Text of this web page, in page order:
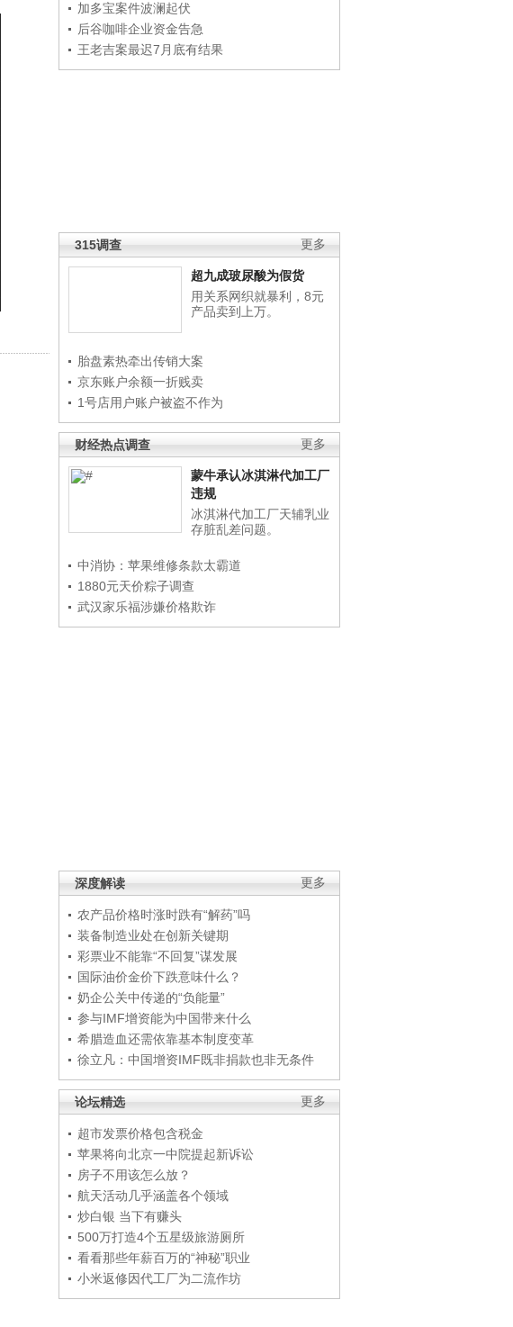
加多宝案件波澜起伏
后谷咖啡企业资金告急
王老吉案最迟7月底有结果
更多
315调查
超九成玻尿酸为假货
用关系网织就暴利，8元
产品卖到上万。
胎盘素热牵出传销大案
京东账户余额一折贱卖
1号店用户账户被盗不作为
更多
财经热点调查
蒙牛承认冰淇淋代加工厂
违规
冰淇淋代加工厂天辅乳业
存脏乱差问题。
中消协：苹果维修条款太霸道
1880元天价粽子调查
武汉家乐福涉嫌价格欺诈
更多
深度解读
农产品价格时涨时跌有“解药”吗
装备制造业处在创新关键期
彩票业不能靠“不回复”谋发展
国际油价金价下跌意味什么？
奶企公关中传递的“负能量”
参与IMF增资能为中国带来什么
希腊造血还需依靠基本制度变革
徐立凡：中国增资IMF既非捐款也非无条件
更多
论坛精选
超市发票价格包含税金
苹果将向北京一中院提起新诉讼
房子不用该怎么放？
航天活动几乎涵盖各个领域
炒白银 当下有赚头
500万打造4个五星级旅游厕所
看看那些年薪百万的“神秘”职业
小米返修因代工厂为二流作坊